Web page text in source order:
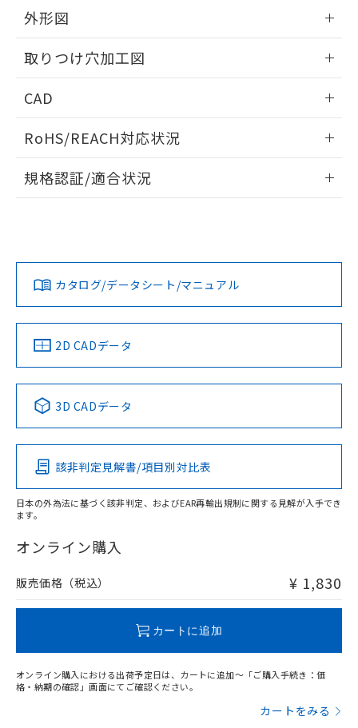
外形図
取りつけ穴加工図
CAD
ドすることができます。
ログイン/会員登録
ダウンロードデータをご利用いただく前に、以下を必ずお読
みください。
ソフトウェアの使用条件
RoHS/REACH対応状況
EU RoHS 注意事項・凡例
対応済み
中国 RoHS 注意事項・凡例
Pb Hg Cd Cr(VI)
O
在庫等で未対応品が混在する可能性があります。
問い合わせください。
規格認証/適合状況
LR型式承認
（イギリス
船舶規格）
DNV型式承認
（ノルウェー
BV型式承認
（フランス
KR型式
（韓国
No No No No
この製品の規格認証/適合状況ページへ
その他の認証はこちらのページからご検索ください
カタログ/データシート/マニュアル
2D CADデータ
3D CADデータ
該非判定見解書/項目別対比表
日本の外為法に基づく該非判定、およびEAR再輸出規制に関する見解が入手でき
ます。
オンライン購入
販売価格（税込） ¥ 1,830
カートに追加
オンライン購入における出荷予定日は、カートに追加～「ご購入手続き：価
格・納期の確認」画面にてご確認ください。
カートをみる
の共同利用に関して"
用者の範囲」に記載されている法人を
EU RoHS指令（10物質）の非含有証明書
51物質の非含有証明書（当社基準）
※本証明書は発行日時点で非含有を証明す
物質の対応では、対応完了までの期間は出
荷製品に未対応品が混在することから備考
欄に対応日を記載しておりました。
既に当社にて対応品への在庫切替を完了